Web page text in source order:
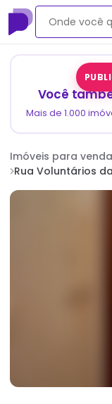
Você
Mais de 1.000
Imóveis para
Rua Voluntários